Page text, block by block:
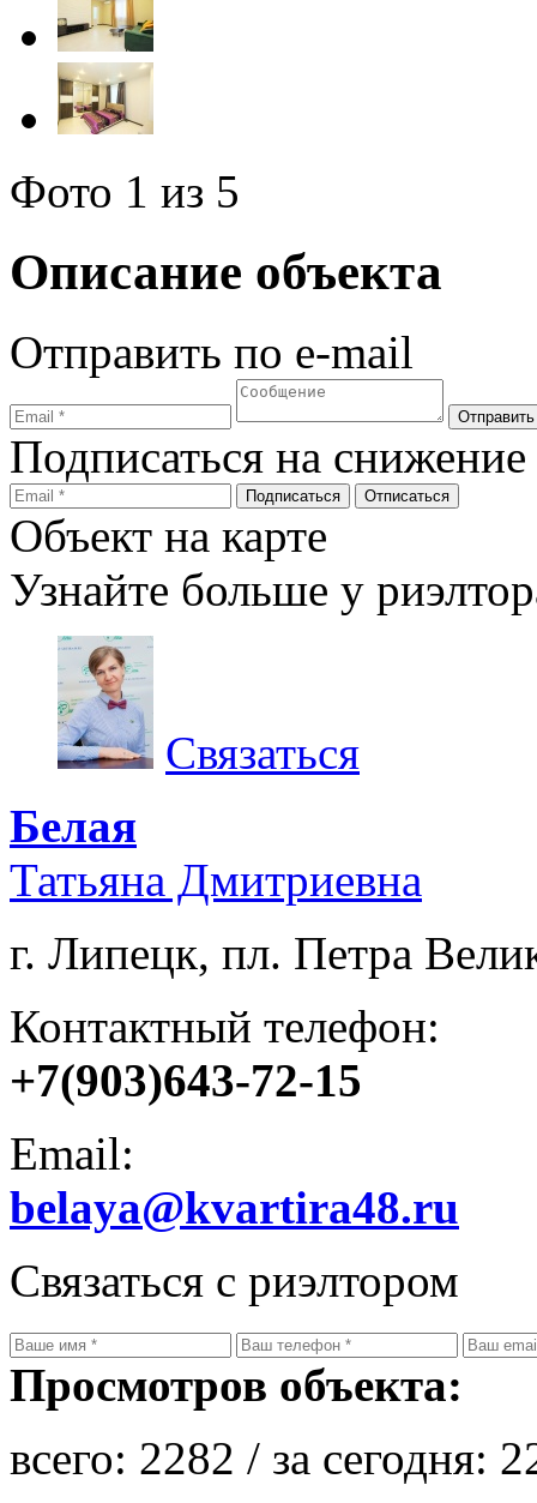
Фото 1 из 5
Описание объекта
Отправить по e-mail
Подписаться на
Объект на карте
Узнайте больше у
Связаться
Белая
Татьяна Дмитриевна
г. Липецк, пл. Петра
Контактный телефон:
+7(903)643-72-15
Email:
belaya@kvartira48.ru
Связаться с риэлтором
Просмотров объекта:
всего: 2282 / за сегодня: